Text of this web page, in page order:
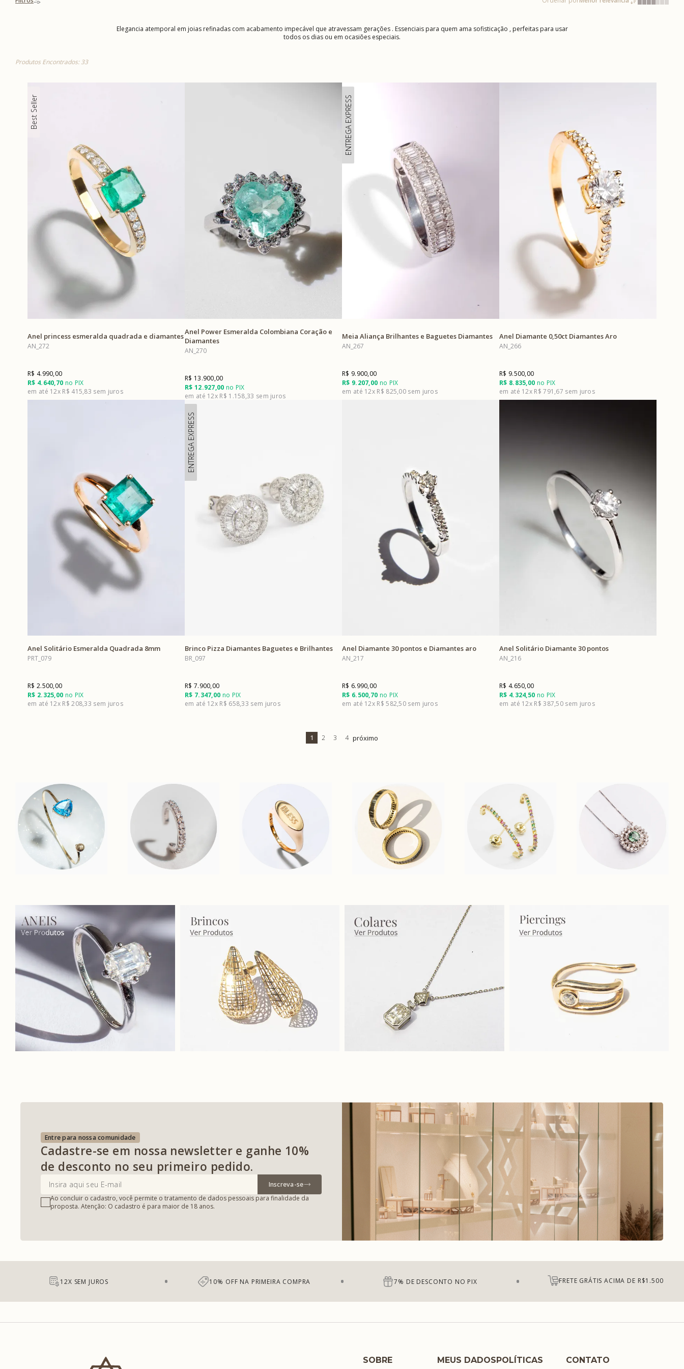
Elegancia atemporal em joias refinadas com acabamento impecável que atravessam gerações . Essenciais para quem ama sofisticação , perfeitas para usar
todos os dias ou em ocasiões especiais.
Produtos Encontrados: 33
Best Seller
Anel princess esmeralda quadrada e diamantes
AN_272
R$ 4.640,70 no PIX
R$ 4.990,00
12x R$ 415,83
Anel Power Esmeralda Colombiana Coração e
Diamantes
AN_270
R$ 12.927,00 no PIX
R$ 13.900,00
12x R$ 1.158,33
ENTREGA EXPRESS
Meia Aliança Brilhantes e Baguetes Diamantes
AN_267
R$ 9.207,00 no PIX
R$ 9.900,00
12x R$ 825,00
Anel Diamante 0,50ct Diamantes Aro
AN_266
R$ 8.835,00 no PIX
R$ 9.500,00
12x R$ 791,67
Anel Solitário Esmeralda Quadrada 8mm
PRT_079
R$ 2.325,00 no PIX
R$ 2.500,00
12x R$ 208,33
ENTREGA EXPRESS
Brinco Pizza Diamantes Baguetes e Brilhantes
BR_097
R$ 7.347,00 no PIX
R$ 7.900,00
12x R$ 658,33
Anel Diamante 30 pontos e Diamantes aro
AN_217
R$ 6.500,70 no PIX
R$ 6.990,00
12x R$ 582,50
Anel Solitário Diamante 30 pontos
AN_216
R$ 4.324,50 no PIX
R$ 4.650,00
12x R$ 387,50
1 2 3 4
Entre para nossa comunidade
Cadastre-se em nossa newsletter e ganhe 10%
de desconto no seu primeiro pedido.
Inscreva-se
Ao concluir o cadastro, você permite o tratamento de dados pessoais para finalidade da
proposta. Atenção: O cadastro é para maior de 18 anos.
12X SEM JUROS 10% OFF NA PRIMEIRA COMPRA 7% DE DESCONTO NO PIX FRETE GRÁTIS ACIMA DE R$1.500
SOBRE MEUS DADOSPOLÍTICAS CONTATO